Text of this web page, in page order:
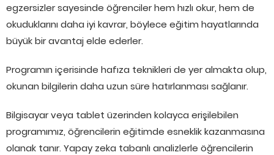
egzersizler sayesinde öğrenciler hem hızlı okur, hem de
okuduklarını daha iyi kavrar, böylece eğitim hayatlarında
büyük bir avantaj elde ederler.
Programın içerisinde hafıza teknikleri de yer almakta olup,
okunan bilgilerin daha uzun süre hatırlanması sağlanır.
Bilgisayar veya tablet üzerinden kolayca erişilebilen
programımız, öğrencilerin eğitimde esneklik kazanmasına
olanak tanır. Yapay zeka tabanlı analizlerle öğrencilerin